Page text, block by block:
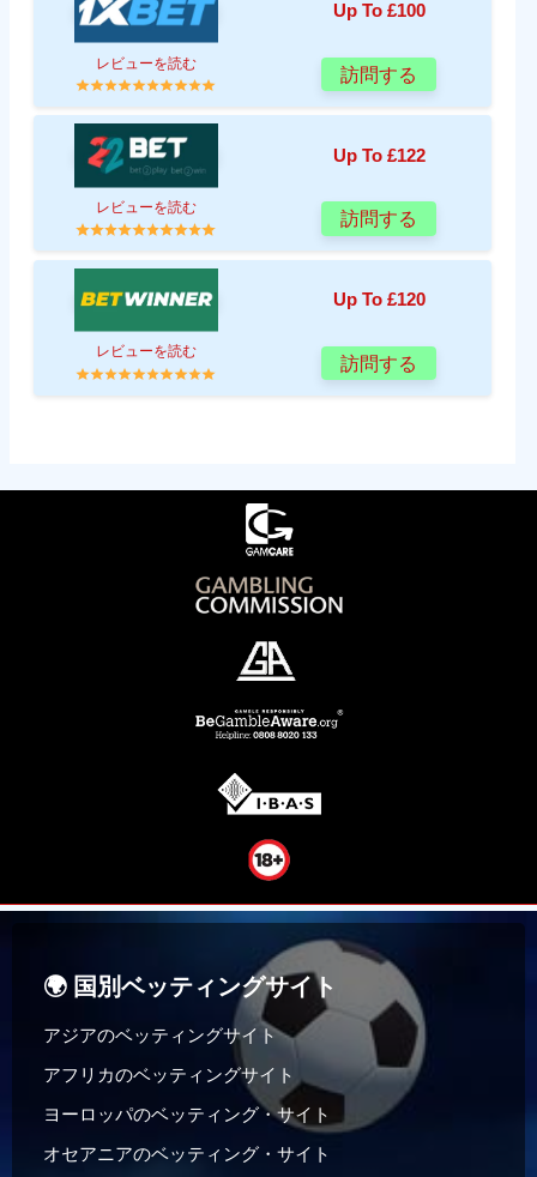
Up To £100
レビューを読む
訪問する
Up To £122
レビューを読む
訪問する
Up To £120
レビューを読む
訪問する
🌍 国別ベッティングサイト
アジアのベッティングサイト
アフリカのベッティングサイト
ヨーロッパのベッティング・サイト
オセアニアのベッティング・サイト